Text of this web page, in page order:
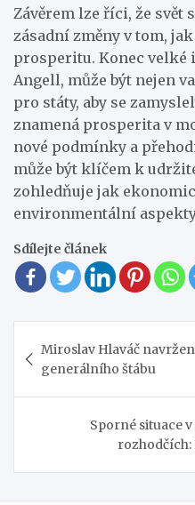
Závěrem lze říci, že svět
zásadní změny v tom,
prosperitu. Konec velké
Angell, může být nejen
pro státy, aby se
znamená prosperita v
nové podmínky a
může být klíčem k
zohledňuje jak
environmentální
Sdílejte článek
pro
příspěvek
Miroslav Hlaváč
generálního štábu
Sporné situace
rozhodčích: